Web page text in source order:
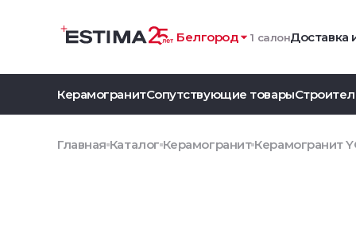
Белгород 1 салонДоставка
КерамогранитСопутствующие товары
Главная Каталог Керамогранит Керамогранит